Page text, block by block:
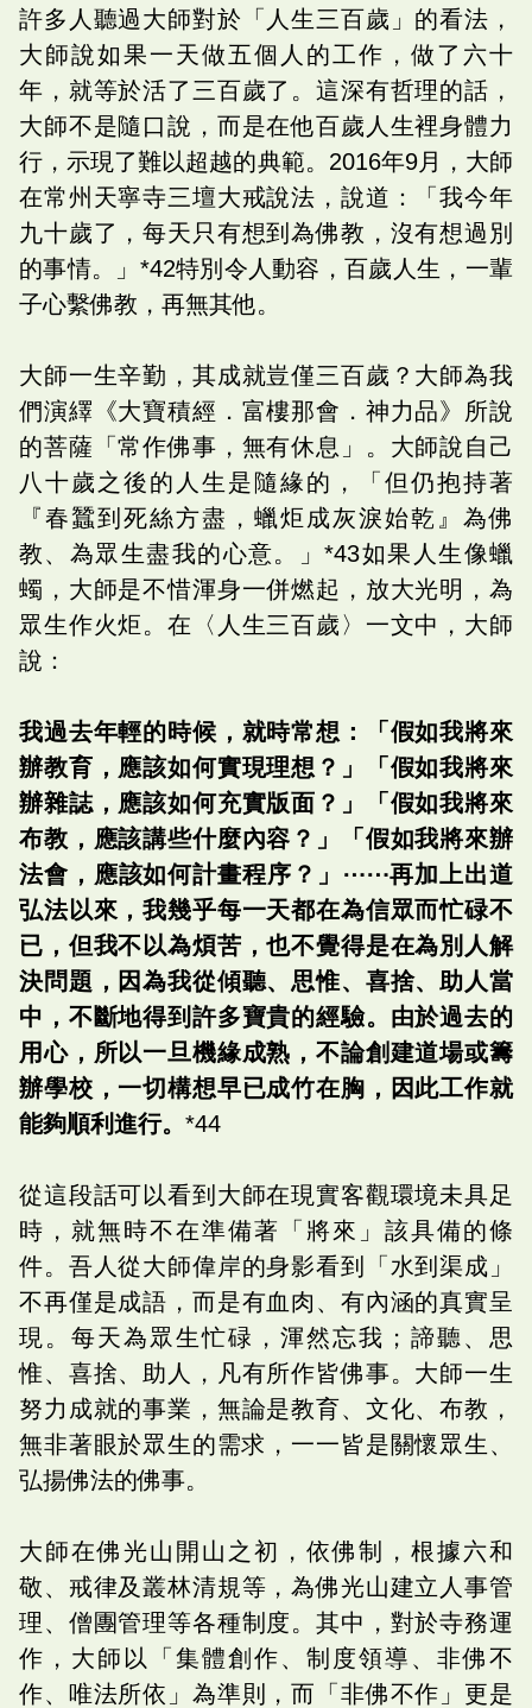
許多人聽過大師對於「人生三百歲」的看法，
大師說如果一天做五個人的工作，做了六十
年，就等於活了三百歲了。這深有哲理的話，
大師不是隨口說，而是在他百歲人生裡身體力
行，示現了難以超越的典範。2016年9月，大師
在常州天寧寺三壇大戒說法，說道：「我今年
九十歲了，每天只有想到為佛教，沒有想過別
的事情。」*42特別令人動容，百歲人生，一輩
子心繫佛教，再無其他。
大師一生辛勤，其成就豈僅三百歲？大師為我
們演繹《大寶積經．富樓那會．神力品》所說
的菩薩「常作佛事，無有休息」。大師說自己
八十歲之後的人生是隨緣的，「但仍抱持著
『春蠶到死絲方盡，蠟炬成灰淚始乾』為佛
教、為眾生盡我的心意。」*43如果人生像蠟
蠋，大師是不惜渾身一併燃起，放大光明，為
眾生作火炬。在〈人生三百歲〉一文中，大師
說：
我過去年輕的時候，就時常想：「假如我將來
辦教育，應該如何實現理想？」「假如我將來
辦雜誌，應該如何充實版面？」「假如我將來
布教，應該講些什麼內容？」「假如我將來辦
法會，應該如何計畫程序？」⋯⋯再加上出道
弘法以來，我幾乎每一天都在為信眾而忙碌不
已，但我不以為煩苦，也不覺得是在為別人解
決問題，因為我從傾聽、思惟、喜捨、助人當
中，不斷地得到許多寶貴的經驗。由於過去的
用心，所以一旦機緣成熟，不論創建道場或籌
辦學校，一切構想早已成竹在胸，因此工作就
能夠順利進行。 *44
從這段話可以看到大師在現實客觀環境未具足
時，就無時不在準備著「將來」該具備的條
件。吾人從大師偉岸的身影看到「水到渠成」
不再僅是成語，而是有血肉、有內涵的真實呈
現。每天為眾生忙碌，渾然忘我；諦聽、思
惟、喜捨、助人，凡有所作皆佛事。大師一生
努力成就的事業，無論是教育、文化、布教，
無非著眼於眾生的需求，一一皆是關懷眾生、
弘揚佛法的佛事。
大師在佛光山開山之初，依佛制，根據六和
敬、戒律及叢林清規等，為佛光山建立人事管
理、僧團管理等各種制度。其中，對於寺務運
作，大師以「集體創作、制度領導、非佛不
作、唯法所依」為準則，而「非佛不作」更是